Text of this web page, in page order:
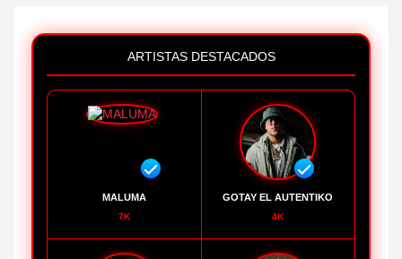
ARTISTAS DESTACADOS
MALUMA
7K
GOTAY EL AUTENTIKO
4K